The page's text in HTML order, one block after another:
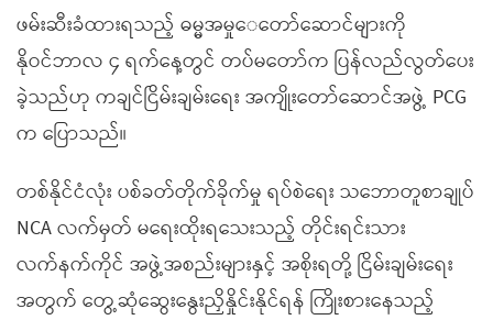
ဖမ်းဆီးခံထားရသည့် ဓမ္မအမှုေတော်ဆောင်များကို
နိုဝင်ဘာလ ၄ ရက်နေ့တွင် တပ်မတော်က ပြန်လည်လွတ်ပေး
ခဲ့သည်ဟု ကချင်ငြိမ်းချမ်းရေး အကျိုးတော်ဆောင်အဖွဲ့ PCG
က ပြောသည်။
တစ်နိုင်ငံလုံး ပစ်ခတ်တိုက်ခိုက်မှု ရပ်စဲရေး သဘောတူစာချုပ်
NCA လက်မှတ် မရေးထိုးရသေးသည့် တိုင်းရင်းသား
လက်နက်ကိုင် အဖွဲ့အစည်းများနှင့် အစိုးရတို့ ငြိမ်းချမ်းရေး
အတွက် တွေ့ဆုံဆွေးနွေးညှိနှိုင်းနိုင်ရန် ကြိုးစားနေသည့်